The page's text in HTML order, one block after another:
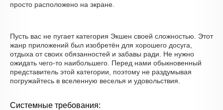
просто расположено на экране.
Пусть вас не пугает категория Экшен своей сложностью. Этот
жанр приложений был изобретён для хорошего досуга,
отдыха от своих обязанностей и забавы ради. Не нужно
ожидать чего-то наибольшего. Перед нами обыкновенный
представитель этой категории, поэтому не раздумывая
погружайтесь в вселенную веселья и удовольствия.
Системные требования: